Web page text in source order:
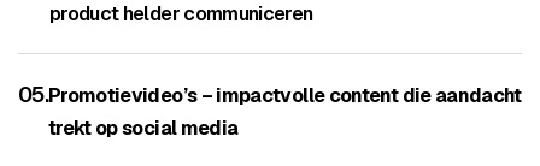
product helder communiceren
05.Promotievideo’s – impactvolle content die aandacht
trekt op social media